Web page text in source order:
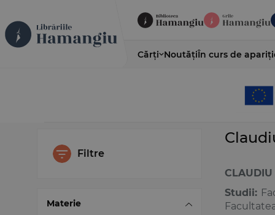
Cărți NoutățiÎn curs de
Filtre
Materie
CLAUDIU
Studii: